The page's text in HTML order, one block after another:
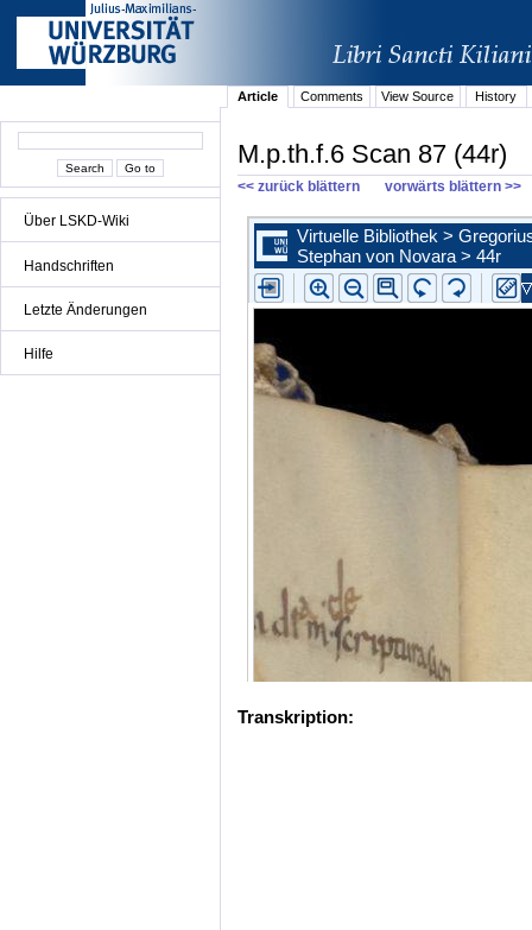
Über LSKD-Wiki
Handschriften
Letzte Änderungen
Hilfe
Article Comments View Source History
M.p.th.f.6 Scan 87 (44r)
<< zurück blättern vorwärts blättern >>
Transkription: